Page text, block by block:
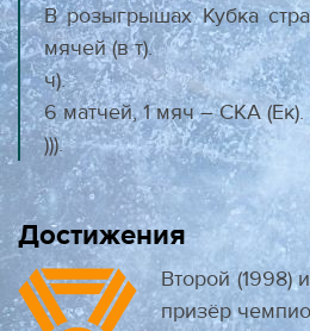
В розыгрышах Кубка
мячей (в т).
ч).
6 матчей, 1 мяч – СКА (Ек).
))).
Достижения
Второй (1998)
призёр